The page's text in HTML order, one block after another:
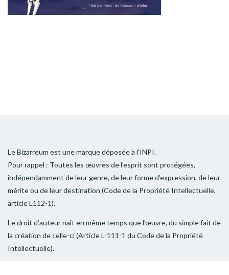
Le Bizarreum est une marque déposée à l’INPI.
Pour rappel : Toutes les œuvres de l’esprit sont protégées,
indépendamment de leur genre, de leur forme d’expression, de leur
mérite ou de leur destination (Code de la Propriété Intellectuelle,
article L112-1).
Le droit d’auteur naît en même temps que l’œuvre, du simple fait de
la création de celle-ci (Article L-111-1 du Code de la Propriété
Intellectuelle).